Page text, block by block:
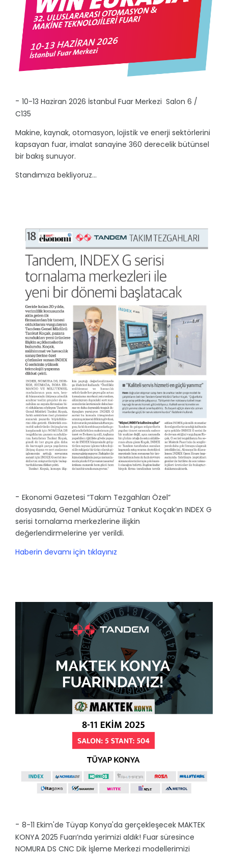
- 10-13 Haziran 2026 İstanbul Fuar Merkezi Salon 6 /
C135
Makine, kaynak, otomasyon, lojistik ve enerji sektörlerini
kapsayan fuar, imalat sanayine 360 derecelik bütünsel
bir bakış sunuyor.
Standımıza bekliyoruz...
- Ekonomi Gazetesi “Takım Tezgahları Özel”
dosyasında, Genel Müdürümüz Tankut Koçak’ın INDEX G
serisi tornalama merkezlerine ilişkin
değerlendirmelerine yer verildi.
Haberin devamı için tıklayınız
- 8-11 Ekim'de Tüyap Konya'da gerçekleşecek MAKTEK
KONYA 2025 Fuarı’nda yerimizi aldık! Fuar süresince
NOMURA DS CNC Dik İşleme Merkezi modellerimizi